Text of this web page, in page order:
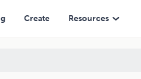
Create Resources